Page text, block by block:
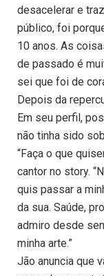
desacelerar e
público, foi
10 anos. As
de passado é
sei que foi de
Depois da
Em seu perfil,
não tinha sido
“Faça o que
cantor no story.
quis passar a
da sua. Saúde,
admiro desde
minha arte.”
Jão anuncia que